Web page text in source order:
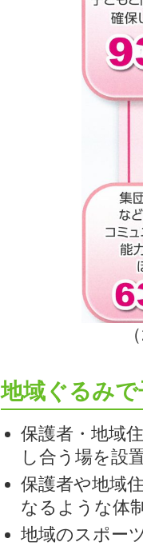
地域ぐるみ
保護者・地域
し合う場を設
保護者や地域
なるような体
地域のスポー